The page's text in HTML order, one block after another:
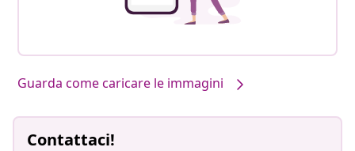
Guarda come caricare le immagini
Contattaci!